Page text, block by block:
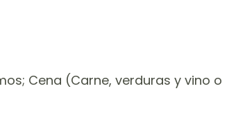
Cena (Carne, verduras y vino o